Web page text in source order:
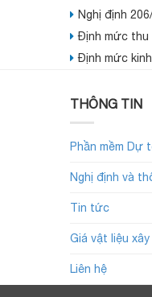
Nghị định
Định mức thu
Định mức
THÔNG TIN
Phần mềm Dự
Nghị định và
Tin tức
Giá vật liệu
Liên hệ